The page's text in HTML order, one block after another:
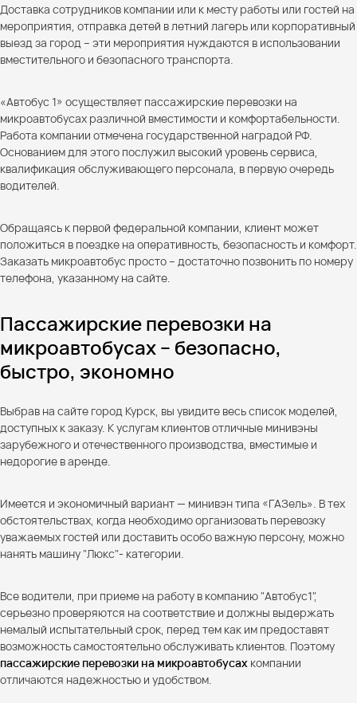
Доставка сотрудников компании или к месту работы или гостей на
мероприятия, отправка детей в летний лагерь или корпоративный
выезд за город – эти мероприятия нуждаются в использовании
вместительного и безопасного транспорта.
«Автобус 1» осуществляет пассажирские перевозки на
микроавтобусах различной вместимости и комфортабельности.
Работа компании отмечена государственной наградой РФ.
Основанием для этого послужил высокий уровень сервиса,
квалификация обслуживающего персонала, в первую очередь
водителей.
Обращаясь к первой федеральной компании, клиент может
положиться в поездке на оперативность, безопасность и комфорт.
Заказать микроавтобус просто – достаточно позвонить по номеру
телефона, указанному на сайте.
Пассажирские перевозки на
микроавтобусах – безопасно,
быстро, экономно
Выбрав на сайте город Курск, вы увидите весь список моделей,
доступных к заказу. К услугам клиентов отличные минивэны
зарубежного и отечественного производства, вместимые и
недорогие в аренде.
Имеется и экономичный вариант — минивэн типа «ГАЗель». В тех
обстоятельствах, когда необходимо организовать перевозку
уважаемых гостей или доставить особо важную персону, можно
нанять машину "Люкс"- категории.
Все водители, при приеме на работу в компанию "Автобус1",
серьезно проверяются на соответствие и должны выдержать
немалый испытательный срок, перед тем как им предоставят
возможность самостоятельно обслуживать клиентов. Поэтому
пассажирские перевозки на микроавтобусах компании
отличаются надежностью и удобством.